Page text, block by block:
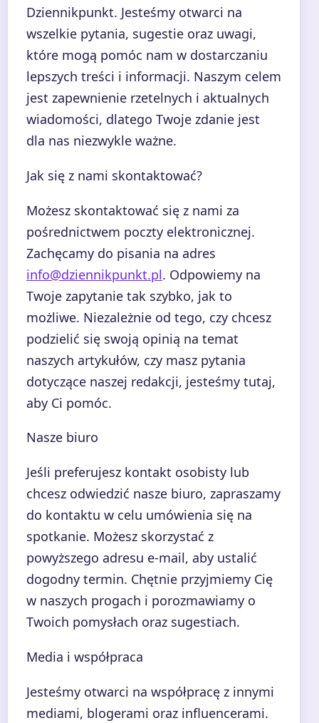
Dziennikpunkt. Jesteśmy otwarci na
wszelkie pytania, sugestie oraz uwagi,
które mogą pomóc nam w dostarczaniu
lepszych treści i informacji. Naszym celem
jest zapewnienie rzetelnych i aktualnych
wiadomości, dlatego Twoje zdanie jest
dla nas niezwykle ważne.
Jak się z nami skontaktować?
Możesz skontaktować się z nami za
pośrednictwem poczty elektronicznej.
Zachęcamy do pisania na adres
info@dziennikpunkt.pl. Odpowiemy na
Twoje zapytanie tak szybko, jak to
możliwe. Niezależnie od tego, czy chcesz
podzielić się swoją opinią na temat
naszych artykułów, czy masz pytania
dotyczące naszej redakcji, jesteśmy tutaj,
aby Ci pomóc.
Nasze biuro
Jeśli preferujesz kontakt osobisty lub
chcesz odwiedzić nasze biuro, zapraszamy
do kontaktu w celu umówienia się na
spotkanie. Możesz skorzystać z
powyższego adresu e-mail, aby ustalić
dogodny termin. Chętnie przyjmiemy Cię
w naszych progach i porozmawiamy o
Twoich pomysłach oraz sugestiach.
Media i współpraca
Jesteśmy otwarci na współpracę z innymi
mediami, blogerami oraz influencerami.